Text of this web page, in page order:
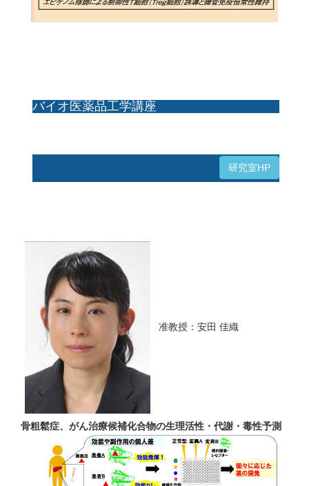
バイオ医薬品工学講座
研究室HP
准教授：安田 佳織
骨粗鬆症、がん治療候補化合物の生理活性・代謝・毒性予測